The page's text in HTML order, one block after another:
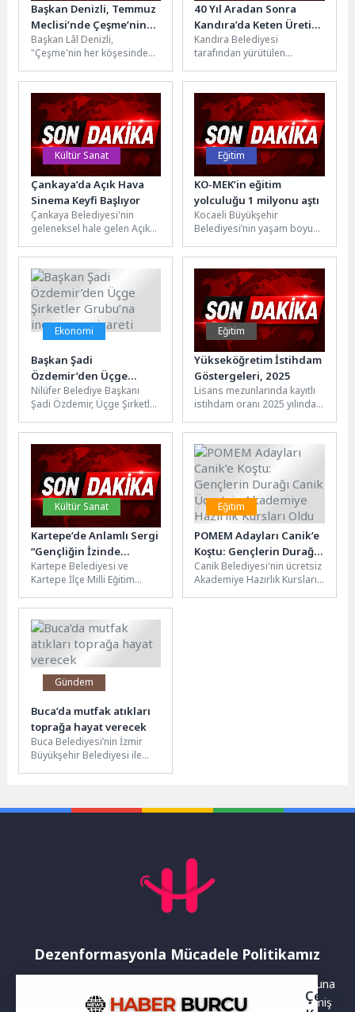
Başkan Denizli, Temmuz
Meclisi’nde Çeşme’nin
yatırım ve dönüşüm
projelerini anlattı
Başkan Lâl Denizli,
"Çeşme'nin her köşesinde
yaşam kalitesini artıran
yatırımları hayata geçirmek...
40 Yıl Aradan Sonra
Kandıra’da Keten Üretimi
Yeniden Başladı
Kandıra Belediyesi
tarafından yürütülen
kapsamında, yaklaşık 40 yıl
aradan sonra yeniden
üretime kazandırılan...
Kültür Sanat
Çankaya’da Açık Hava
Sinema Keyfi Başlıyor
Çankaya Belediyesi'nin
geleneksel hale gelen Açık
da birbirinden sevilen
filmlerle...
Eğitim
KO-MEK’in eğitim
yolculuğu 1 milyonu aştı
Kocaeli Büyükşehir
Belediyesi’nin yaşam boyu
veren KO-MEK kursları,
mesleki, kültürel ve kişisel...
Ekonomi
Başkan Şadi
Özdemir’den Üçge
Şirketler Grubu’na
inovasyon ziyareti
Nilüfer Belediye Başkanı
Şadi Özdemir, Üçge Şirketler
firmanın yeni nesil geri
dönüşüm...
Eğitim
Yükseköğretim İstihdam
Göstergeleri, 2025
Lisans mezunlarında kayıtlı
istihdam oranı 2025 yılında
gerçekleşti Lisans
mezunlarının kayıtlı istihdam
oranı 2024...
Kültür Sanat
Kartepe’de Anlamlı Sergi
“Gençliğin İzinde
1919’dan Geleceğe”
Kartepe Belediyesi ve
Kartepe İlçe Milli Eğitim
düzenlenen "Kartepe’de
Gençliğin İzinde 1919’dan...
Eğitim
POMEM Adayları Canik’e
Koştu: Gençlerin Durağı
Canik Ücretsiz
Akademiye Hazırlık
Kursları Oldu
Canik Belediyesi'nin ücretsiz
Akademiye Hazırlık Kursları
Gündem
Buca’da mutfak atıkları
toprağa hayat verecek
Buca Belediyesi’nin İzmir
Büyükşehir Belediyesi ile
gördü. “Mutfaktan...
Dezenformasyonla Mücadele Politikamız
Yayınlanan haberler doğruluk ilkesi gözetilerek hazırlanır. Buna
rağmen bazı içeriklerde eksik, hatalı veya güncelliğini yitirmiş
Çerez